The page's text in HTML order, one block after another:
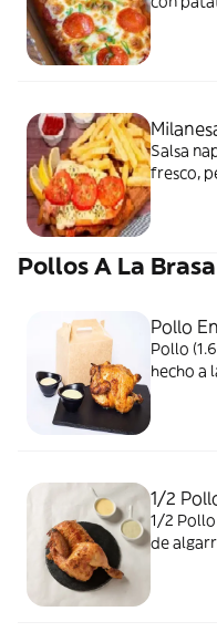
Salsa
fresco,
Pollos A La Brasa
Pollo
Pollo
hecho a
1/2
1/2
de